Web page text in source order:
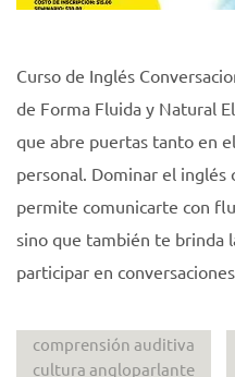
Curso de Inglés
de Forma Fluida y Natural
que abre puertas tanto en
personal. Dominar el inglés
permite comunicarte con
sino que también te brinda
participar en
comprensión auditiva
cultura angloparlante